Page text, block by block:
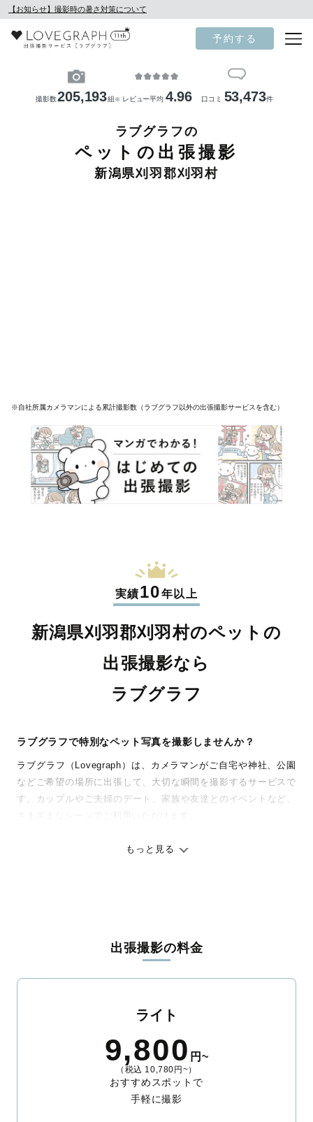
【お知らせ】撮影時の暑さ対策について
予約する
撮影数205,193組 ※ レビュー平均 4.96 口コミ 53,473件
ラブグラフの
ペットの出張撮影
新潟県刈羽郡刈羽村
※自社所属カメラマンによる累計撮影数（ラブグラフ以外の出張撮影サービスを含む）
実績10年以上
新潟県刈羽郡刈羽村のペットの
出張撮影なら
ラブグラフ
ラブグラフで特別なペット写真を撮影しませんか？
ラブグラフ（Lovegraph）は、カメラマンがご自宅や神社、公園
などご希望の場所に出張して、大切な瞬間を撮影するサービスで
す。カップルやご夫婦のデート、家族や友達とのイベントなど、
ありのままの空気感を大切に、何十年経っても見返したくなるよ
ィを身につけたプロのカメラマンが全国47都道府県に在籍してい
ます。創業10年のノウハウを活かし、思い出に残る素敵な撮影体
験をお届けします。
整。自然な雰囲気を残しつつも、おしゃれで洗練された仕上がり
に。きっと「こんな写真を撮ってほしかった！」と思える一枚に
出会えます。まずは、ラブグラフの撮影事例
もっと見る
出張撮影の料金
ライト
9,800 円~
（税込 10,780円~）
おすすめスポットで
手軽に撮影